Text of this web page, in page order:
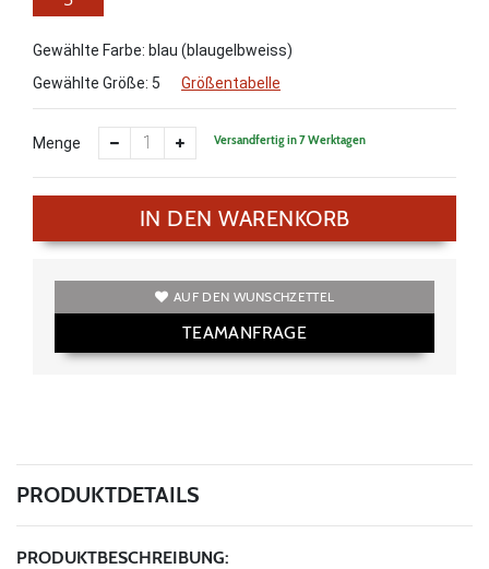
Gewählte Farbe: blau (blaugelbweiss)
Gewählte Größe: 5 Größentabelle
Menge Versandfertig in 7 Werktagen
IN DEN WARENKORB
AUF DEN WUNSCHZETTEL
TEAMANFRAGE
PRODUKTDETAILS
PRODUKTBESCHREIBUNG: